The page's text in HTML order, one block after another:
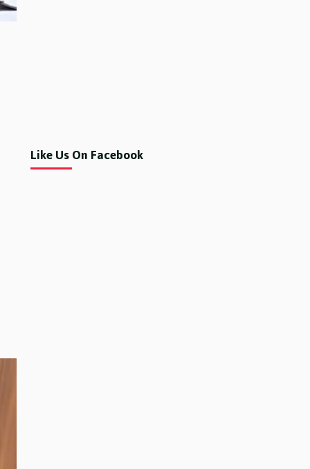
Like Us On Facebook